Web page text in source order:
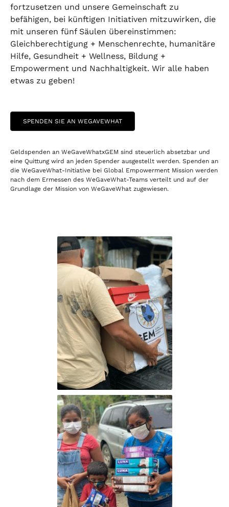
fortzusetzen und unsere Gemeinschaft zu
befähigen, bei künftigen Initiativen mitzuwirken, die
mit unseren fünf Säulen übereinstimmen:
Gleichberechtigung + Menschenrechte, humanitäre
Hilfe, Gesundheit + Wellness, Bildung +
Empowerment und Nachhaltigkeit. Wir alle haben
etwas zu geben!
SPENDEN SIE AN WEGAVEWHAT
Geldspenden an WeGaveWhatxGEM sind steuerlich absetzbar und
eine Quittung wird an jeden Spender ausgestellt werden. Spenden an
die WeGaveWhat-Initiative bei Global Empowerment Mission werden
nach dem Ermessen des WeGaveWhat-Teams verteilt und auf der
Grundlage der Mission von WeGaveWhat zugewiesen.